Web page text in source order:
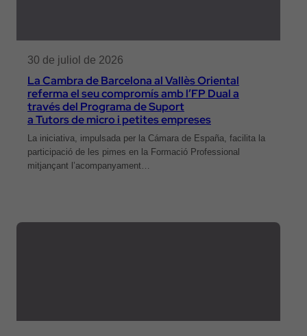
30 de juliol de 2026
La Cambra de Barcelona al Vallès Oriental
referma el seu compromís amb l’FP Dual a
través del Programa de Suport
a Tutors de micro i petites empreses
La iniciativa, impulsada per la Cámara de España, facilita la
participació de les pimes en la Formació Professional
mitjançant l’acompanyament…